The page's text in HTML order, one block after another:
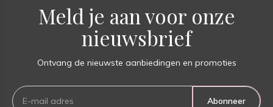
Meld je aan voor onze
nieuwsbrief
Ontvang de nieuwste aanbiedingen en promoties
Abonneer